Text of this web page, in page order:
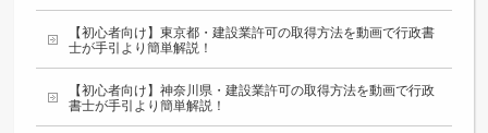
【初心者向け】東京都・建設業許可の取得方法を動画で行政書
士が手引より簡単解説！
【初心者向け】神奈川県・建設業許可の取得方法を動画で行政
書士が手引より簡単解説！